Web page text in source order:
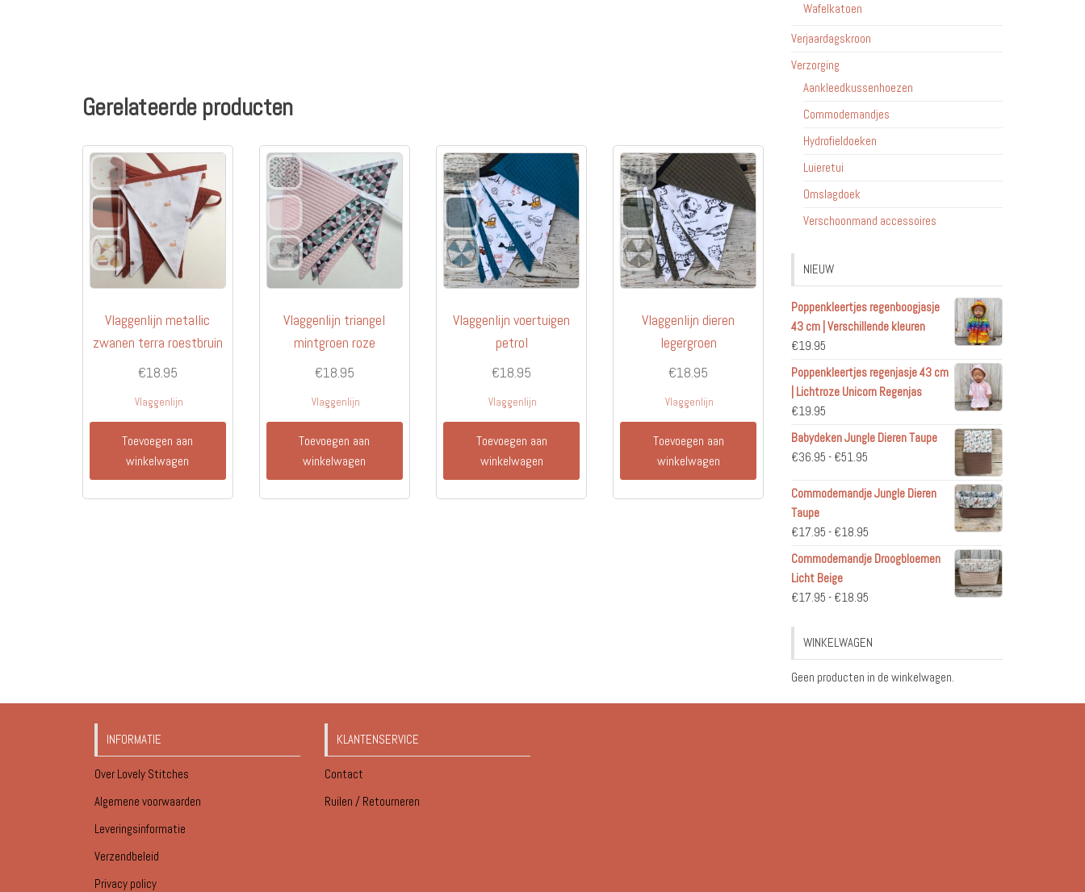
Gerelateerde producten
Vlaggenlijn metallic
zwanen terra roestbruin
€18.95
Vlaggenlijn
Toevoegen aan
winkelwagen
Vlaggenlijn triangel
mintgroen roze
€18.95
Vlaggenlijn
Toevoegen aan
winkelwagen
Vlaggenlijn voertuigen
petrol
€18.95
Vlaggenlijn
Toevoegen aan
winkelwagen
Vlaggenlijn dieren
legergroen
€18.95
Vlaggenlijn
Toevoegen aan
winkelwagen
Wafelkatoen
Verjaardagskroon
Verzorging
Aankleedkussenhoezen
Commodemandjes
Hydrofieldoeken
Luieretui
Omslagdoek
Verschoonmand accessoires
NIEUW
Poppenkleertjes regenboogjasje
43 cm | Verschillende kleuren
€19.95
Poppenkleertjes regenjasje 43 cm
| Lichtroze Unicorn Regenjas
€19.95
Babydeken Jungle Dieren Taupe
€36.95 - €51.95Prijsklasse:
tot
Commodemandje Jungle Dieren
Taupe
€17.95 - €18.95Prijsklasse:
€17.95
€18.95
Commodemandje Droogbloemen
Licht Beige
€17.95 - €18.95Prijsklasse:
tot
WINKELWAGEN
Geen producten in de winkelwagen.
INFORMATIE
Over Lovely Stitches
Algemene voorwaarden
Leveringsinformatie
Verzendbeleid
Privacy policy
KLANTENSERVICE
Contact
Ruilen / Retourneren